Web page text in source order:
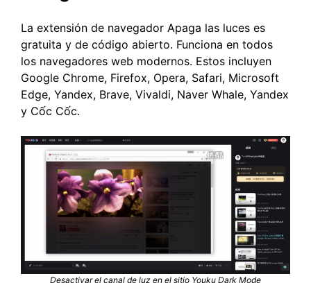
La extensión de navegador Apaga las luces es
gratuita y de código abierto. Funciona en todos
los navegadores web modernos. Estos incluyen
Google Chrome, Firefox, Opera, Safari, Microsoft
Edge, Yandex, Brave, Vivaldi, Naver Whale, Yandex
y Cốc Cốc.
Desactivar el canal de luz en el sitio Youku Dark Mode